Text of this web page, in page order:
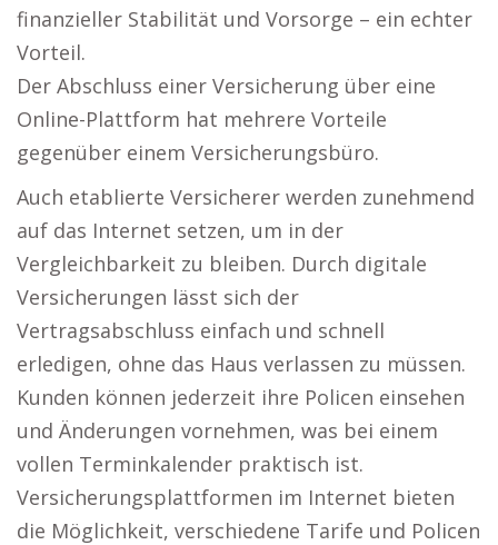
finanzieller Stabilität und Vorsorge – ein echter
Vorteil.
Der Abschluss einer Versicherung über eine
Online-Plattform hat mehrere Vorteile
gegenüber einem Versicherungsbüro.
Auch etablierte Versicherer werden zunehmend
auf das Internet setzen, um in der
Vergleichbarkeit zu bleiben. Durch digitale
Versicherungen lässt sich der
Vertragsabschluss einfach und schnell
erledigen, ohne das Haus verlassen zu müssen.
Kunden können jederzeit ihre Policen einsehen
und Änderungen vornehmen, was bei einem
vollen Terminkalender praktisch ist.
Versicherungsplattformen im Internet bieten
die Möglichkeit, verschiedene Tarife und Policen